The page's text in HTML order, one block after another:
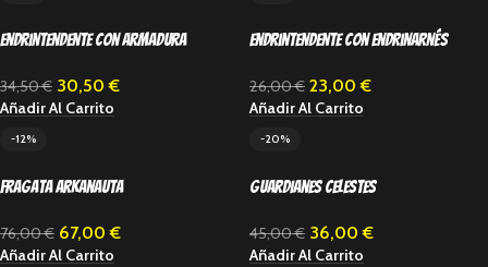
Endrintendente con armadura
34,50€ 30,50€
Añadir Al Carrito
Endrintendente con Endrinarnés
26,00€ 23,00€
Añadir Al Carrito
-12%
Fragata Arkanauta
76,00€ 67,00€
Añadir Al Carrito
-20%
Guardianes Celestes
45,00€ 36,00€
Añadir Al Carrito